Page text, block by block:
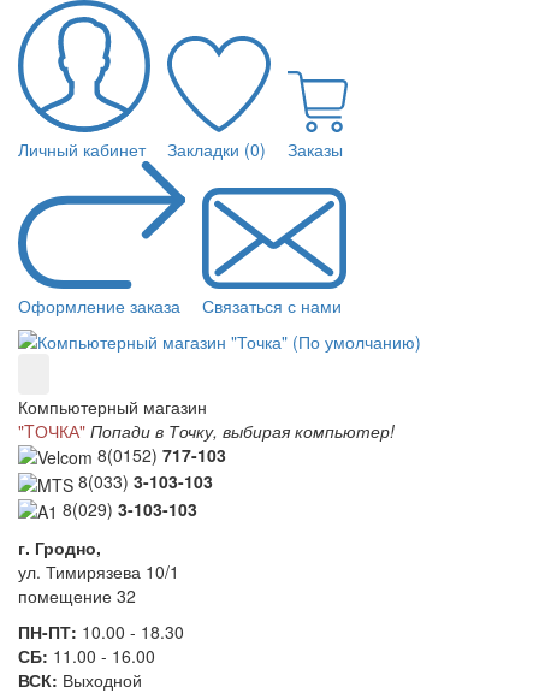
Личный кабинет Закладки (0) Заказы
Оформление заказа Связаться с нами
Компьютерный магазин
"TОЧКА" Попади в Точку, выбирая компьютер!
8(0152) 717-103
8(033) 3-103-103
8(029) 3-103-103
г. Гродно,
ул. Тимирязева 10/1
помещение 32
ПН-ПТ: 10.00 - 18.30
СБ: 11.00 - 16.00
ВСК: Выходной